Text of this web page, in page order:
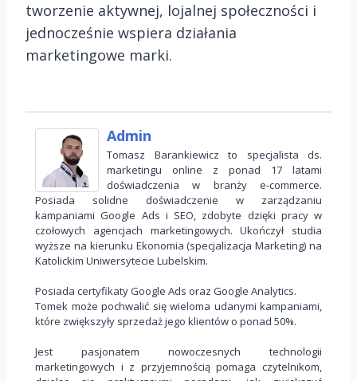
tworzenie aktywnej, lojalnej społeczności i
jednocześnie wspiera działania
marketingowe marki.
Admin
Tomasz Barankiewicz to specjalista ds.
marketingu online z ponad 17 latami
doświadczenia w branży e-commerce.
Posiada solidne doświadczenie w zarządzaniu
kampaniami Google Ads i SEO, zdobyte dzięki pracy w
czołowych agencjach marketingowych. Ukończył studia
wyższe na kierunku Ekonomia (specjalizacja Marketing) na
Katolickim Uniwersytecie Lubelskim.
Posiada certyfikaty Google Ads oraz Google Analytics.
Tomek może pochwalić się wieloma udanymi kampaniami,
które zwiększyły sprzedaż jego klientów o ponad 50%.
Jest pasjonatem nowoczesnych technologii
marketingowych i z przyjemnością pomaga czytelnikom,